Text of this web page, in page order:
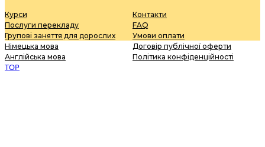
Курси
Послуги перекладу
Групові заняття для дорослих
Німецька мова
Англійська мова
Контакти
FAQ
Умови оплати
Договір публічної оферти
Політика конфіденційності
TOP